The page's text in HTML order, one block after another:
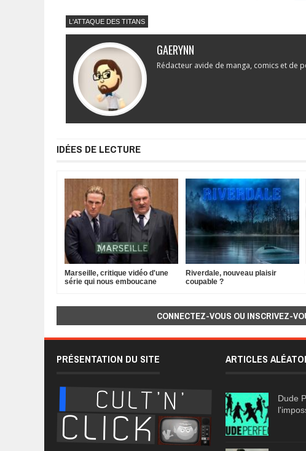
L'ATTAQUE DES TITANS
GAERYNN
Rédacteur avide de manga, comics et de
IDÉES DE LECTURE
Marseille, critique vidéo d'une
série qui nous emboucane
Riverdale, nouveau plaisir
coupable ?
CONNECTEZ-VOUS OU INSCRIVEZ-
PRÉSENTATION DU SITE ARTICLES
Dude